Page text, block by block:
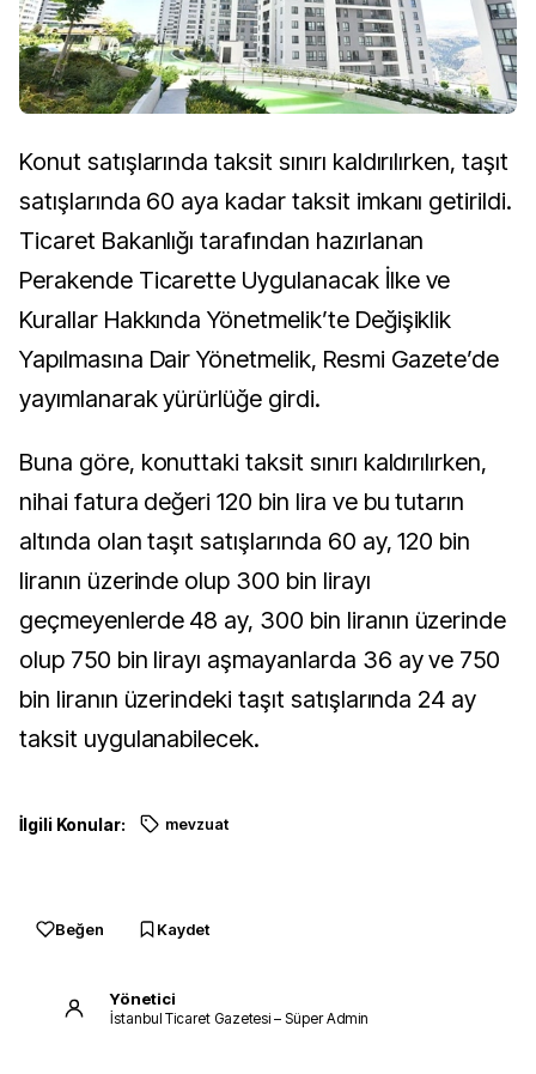
Konut satışlarında taksit sınırı kaldırılırken, taşıt
satışlarında 60 aya kadar taksit imkanı getirildi.
Ticaret Bakanlığı tarafından hazırlanan
Perakende Ticarette Uygulanacak İlke ve
Kurallar Hakkında Yönetmelik’te Değişiklik
Yapılmasına Dair Yönetmelik, Resmi Gazete’de
yayımlanarak yürürlüğe girdi.
​​​​​​​Buna göre, konuttaki taksit sınırı kaldırılırken,
nihai fatura değeri 120 bin lira ve bu tutarın
altında olan taşıt satışlarında 60 ay, 120 bin
liranın üzerinde olup 300 bin lirayı
geçmeyenlerde 48 ay, 300 bin liranın üzerinde
olup 750 bin lirayı aşmayanlarda 36 ay ve 750
bin liranın üzerindeki taşıt satışlarında 24 ay
taksit uygulanabilecek.
İlgili Konular: mevzuat
Beğen Kaydet
Yönetici
İstanbul Ticaret Gazetesi – Süper Admin